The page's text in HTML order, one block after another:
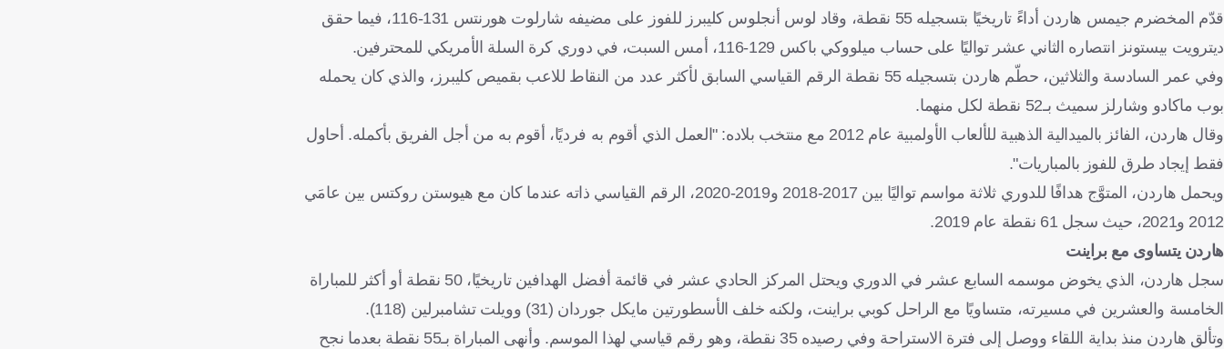
قدّم المخضرم جيمس هاردن أداءً تاريخيًا بتسجيله 55 نقطة، وقاد لوس أنجلوس كليبرز للفوز على مضيفه شارلوت هورنتس 131-116، فيما حقق
ديترويت بيستونز انتصاره الثاني عشر تواليًا على حساب ميلووكي باكس 129-116، أمس السبت، في دوري كرة السلة الأمريكي للمحترفين.
وفي عمر السادسة والثلاثين، حطّم هاردن بتسجيله 55 نقطة الرقم القياسي السابق لأكثر عدد من النقاط للاعب بقميص كليبرز، والذي كان يحمله
بوب ماكادو وشارلز سميث بـ52 نقطة لكل منهما.
وقال هاردن، الفائز بالميدالية الذهبية للألعاب الأولمبية عام 2012 مع منتخب بلاده: "العمل الذي أقوم به فرديًا، أقوم به من أجل الفريق بأكمله. أحاول
فقط إيجاد طرق للفوز بالمباريات".
ويحمل هاردن، المتوَّج هدافًا للدوري ثلاثة مواسم تواليًا بين 2017-2018 و2019-2020، الرقم القياسي ذاته عندما كان مع هيوستن روكتس بين عامَي
2012 و2021، حيث سجل 61 نقطة عام 2019.
هاردن يتساوى مع براينت
سجل هاردن، الذي يخوض موسمه السابع عشر في الدوري ويحتل المركز الحادي عشر في قائمة أفضل الهدافين تاريخيًا، 50 نقطة أو أكثر للمباراة
الخامسة والعشرين في مسيرته، متساويًا مع الراحل كوبي براينت، ولكنه خلف الأسطورتين مايكل جوردان (31) وويلت تشامبرلين (118).
وتألق هاردن منذ بداية اللقاء ووصل إلى فترة الاستراحة وفي رصيده 35 نقطة، وهو رقم قياسي لهذا الموسم. وأنهى المباراة بـ55 نقطة بعدما نجح